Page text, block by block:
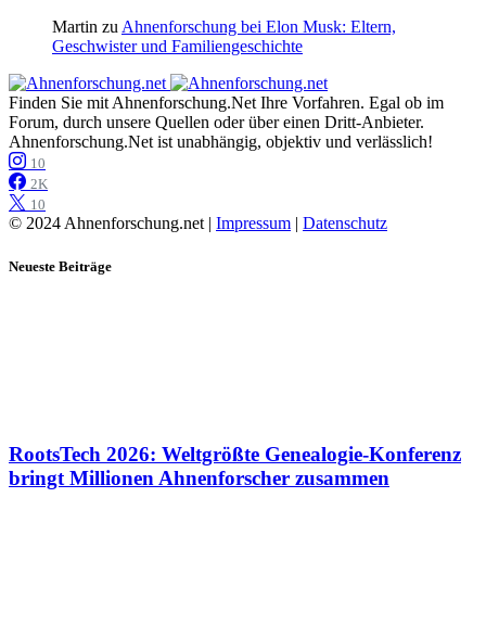
Martin zu Ahnenforschung bei Elon Musk: Eltern,
Geschwister und Familiengeschichte
Finden Sie mit Ahnenforschung.Net Ihre Vorfahren. Egal ob im
Forum, durch unsere Quellen oder über einen Dritt-Anbieter.
Ahnenforschung.Net ist unabhängig, objektiv und verlässlich!
10
2K
10
© 2024 Ahnenforschung.net | Impressum | Datenschutz
Neueste Beiträge
RootsTech 2026: Weltgrößte Genealogie-Konferenz
bringt Millionen Ahnenforscher zusammen